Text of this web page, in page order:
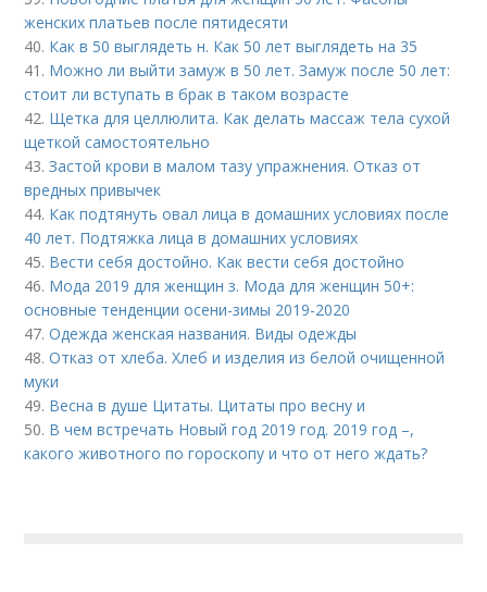
женских платьев после пятидесяти
40. Как в 50 выглядеть н. Как 50 лет выглядеть на 35
41. Можно ли выйти замуж в 50 лет. Замуж после 50 лет:
стоит ли вступать в брак в таком возрасте
42. Щетка для целлюлита. Как делать массаж тела сухой
щеткой самостоятельно
43.Застой крови в малом тазу упражнения. Отказ от
вредных привычек
44. Как подтянуть овал лица в домашних условиях после
40 лет. Подтяжка лица в домашних условиях
45. Вести себя достойно. Как вести себя достойно
46. Мода 2019 для женщин з. Мода для женщин 50+:
основные тенденции осени-зимы 2019-2020
47.Одежда женская названия. Виды одежды
48.Отказ от хлеба. Хлеб и изделия из белой очищенной
муки
49. Весна в душе Цитаты. Цитаты про весну и
50. В чем встречать Новый год 2019 год. 2019 год –,
какого животного по гороскопу и что от него ждать?